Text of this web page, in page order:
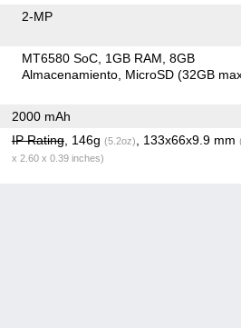
2-MP
MT6580 SoC 1GB RAM 8GB
Almacenamiento MicroSD (32GB
2000 mAh
IP Rating, 146g (5.2oz) , 133x66x9.9 mm
x 2.60 x 0.39 inches)